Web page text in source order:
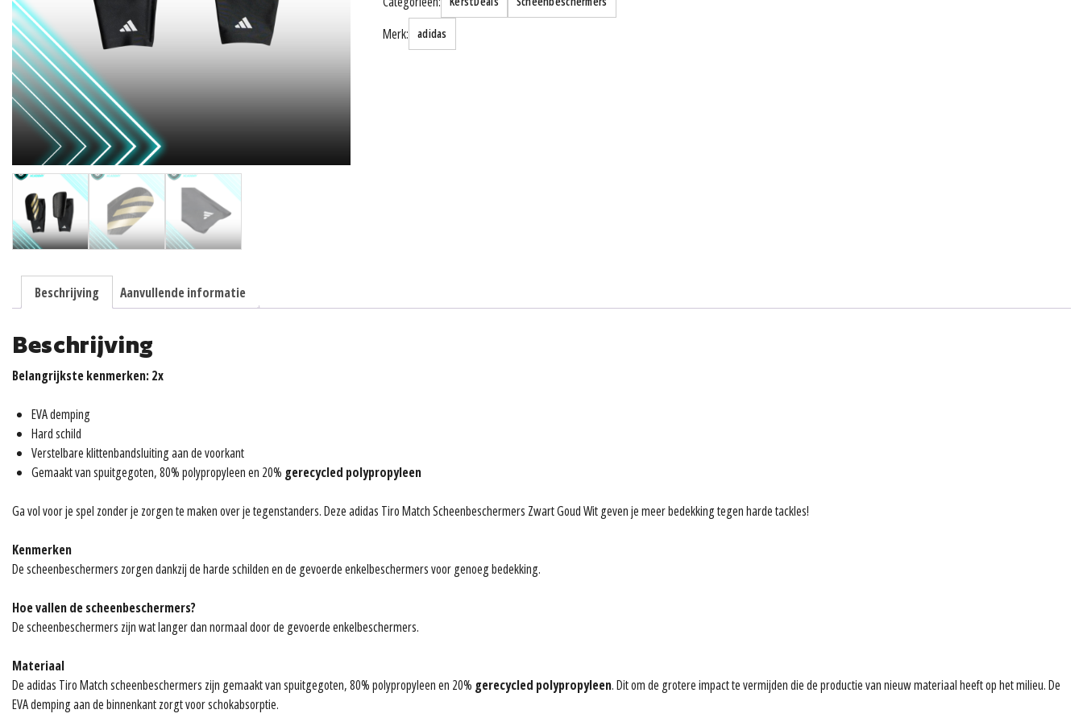
aantal
Merk: adidas
Beschrijving Aanvullende informatie
Beschrijving
Belangrijkste kenmerken: 2x
EVA demping
Hard schild
Verstelbare klittenbandsluiting aan de voorkant
Gemaakt van spuitgegoten, 80% polypropyleen en 20% gerecycled polypropyleen
Ga vol voor je spel zonder je zorgen te maken over je tegenstanders. Deze adidas Tiro Match Scheenbeschermers Zwart Goud Wit geven je meer bedekking tegen harde tackles!
Kenmerken
De scheenbeschermers zorgen dankzij de harde schilden en de gevoerde enkelbeschermers voor genoeg bedekking.
Hoe vallen de scheenbeschermers?
De scheenbeschermers zijn wat langer dan normaal door de gevoerde enkelbeschermers.
Materiaal
De adidas Tiro Match scheenbeschermers zijn gemaakt van spuitgegoten, 80% polypropyleen en 20% gerecycled polypropyleen. Dit om de grotere impact te vermijden die de productie van nieuw materiaal heeft op het milieu. De
EVA demping aan de binnenkant zorgt voor schokabsorptie.